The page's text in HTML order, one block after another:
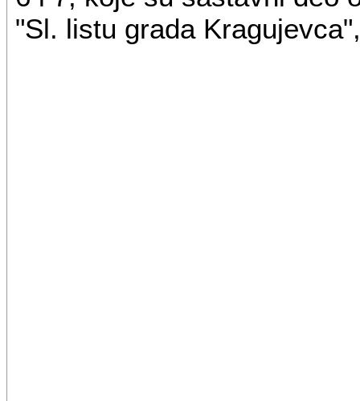
"Sl. listu grada